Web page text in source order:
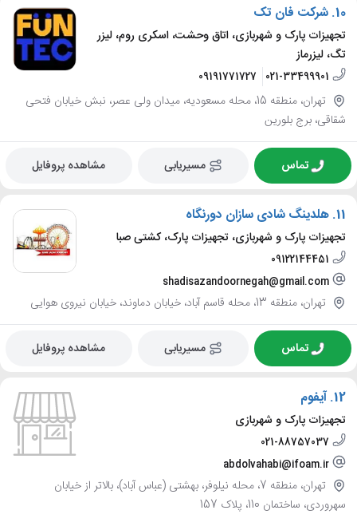
10. شرکت فان تک
تجهیزات پارک و شهربازی، اتاق وحشت، اسکری روم، لیزر
تگ، لیزرماز
021-33499901
09191771727
تهران، منطقه 15، محله مسعودیه، میدان ولی عصر، نبش خیابان فتحی
شقاقی، برج بلورین
تماس مسیریابی مشاهده پروفایل
11. هلدینگ شادی سازان دورنگاه
تجهیزات پارک و شهربازی، تجهیزات پارک، کشتی صبا
09122144451
shadisazandoornegah@gmail.com
تهران، منطقه 13، محله قاسم آباد، خیابان دماوند، خیابان نیروی هوایی
تماس مسیریابی مشاهده پروفایل
12. آیفوم
تجهیزات پارک و شهربازی
021-88757037
abdolvahabi@ifoam.ir
تهران، منطقه 7، محله نیلوفر، بهشتی (عباس آباد)، بالاتر از خیابان
سهروردی، ساختمان 110، پلاک 157